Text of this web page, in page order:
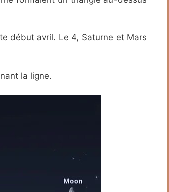
début avril. Le 4, Saturne et Mars
la ligne.